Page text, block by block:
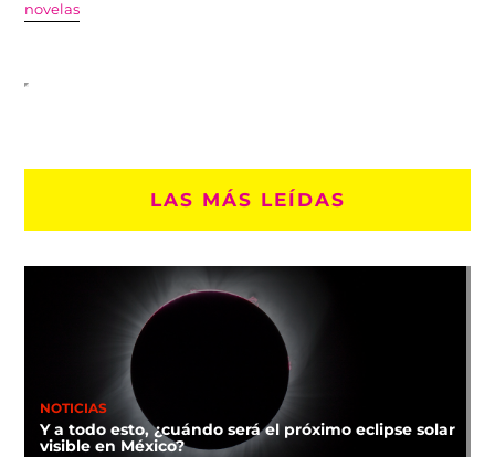
novelas
LAS MÁS LEÍDAS
NOTICIAS
Y a todo esto, ¿cuándo será el próximo eclipse solar
visible en México?